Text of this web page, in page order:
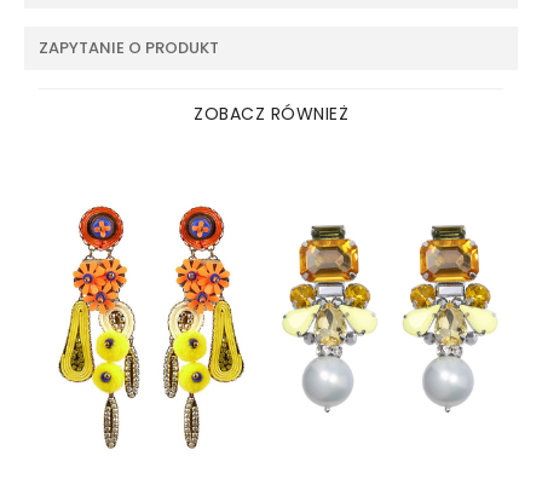
ZAPYTANIE O PRODUKT
ZOBACZ RÓWNIEŻ